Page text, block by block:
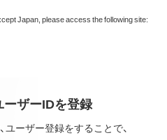
よって保護されています。
約に規定される条件のもとで
る知的所有権に関する表示を
のとします。
Japan, please access the following site:
ザーIDを登録
ーザー登録をすることで、